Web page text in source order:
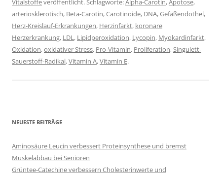
Vitalstoffeveröffentlicht. Schlagworte:Alpha-Carotin,Apotose,
arteriosklerotisch, Beta-Carotin,Carotinoide, DNA,Gefäßendothel,
Herz-Kreislauf-Erkrankungen, Herzinfarkt, koronare
Herzerkrankung, LDL, Lipidperoxidation, Lycopin, Myokardinfarkt,
Oxidation,oxidativer Stress, Pro-Vitamin, Proliferation,Singulett-
Sauerstoff-Radikal,Vitamin A,Vitamin E.
NEUESTE BEITRÄGE
Aminosäure Leucin verbessert Proteinsynthese und bremst
Muskelabbau bei Senioren
Grüntee-Catechine verbessern Cholesterinwerte und